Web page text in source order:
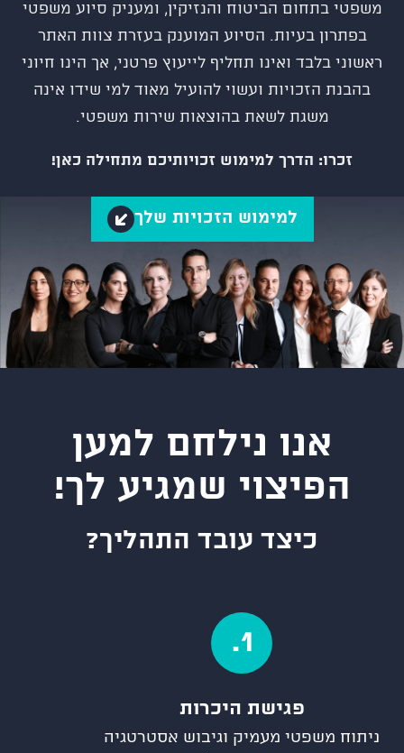
משפטי בתחום הביטוח והנזיקין, ומעניק סיוע משפטי
בפתרון בעיות. הסיוע המוענק בעזרת צוות האתר
ראשוני בלבד ואינו תחליף לייעוץ פרטני, אך הינו חיוני
בהבנת הזכויות ועשוי להועיל מאוד למי שידו אינה
משגת לשאת בהוצאות שירות משפטי.
זכרו: הדרך למימוש זכויותיכם מתחילה כאן!
למימוש הזכויות שלך
אנו נילחם למען
הפיצוי שמגיע לך!
כיצד עובד התהליך?
1.
פגישת היכרות
ניתוח משפטי מעמיק וגיבוש אסטרטגיה